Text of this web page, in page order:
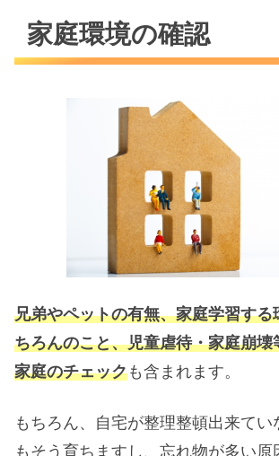
家庭環境の確認
兄弟やペットの有無、家庭学習する
ちろんのこと、児童虐待・家庭崩壊
家庭のチェックも含まれます。
もちろん、自宅が整理整頓出来て
もそう育ちますし、忘れ物が多い原